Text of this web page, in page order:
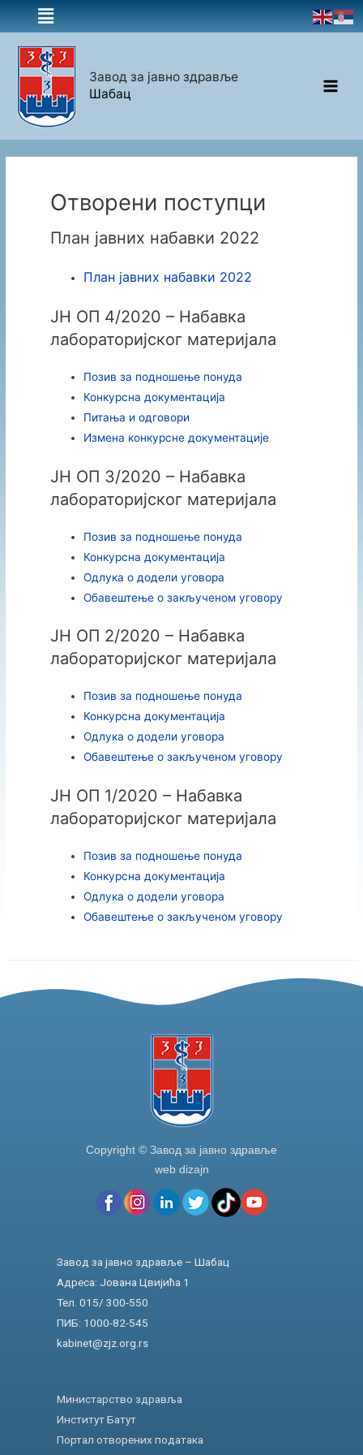
Завод за јавно здравље
Шабац
Отворени поступци
План јавних набавки 2022
План јавних набавки 2022
ЈН ОП 4/2020 – Набавка
лабораторијског материјала
Позив за подношење понуда
Конкурсна документација
Питања и одговори
Измена конкурсне документације
ЈН ОП 3/2020 – Набавка
лабораторијског материјала
Позив за подношење понуда
Конкурсна документација
Одлука о додели уговора
Обавештење о закљученом уговору
ЈН ОП 2/2020 – Набавка
лабораторијског материјала
Позив за подношење понуда
Конкурсна документација
Одлука о додели уговора
Обавештење о закљученом уговору
ЈН ОП 1/2020 – Набавка
лабораторијског материјала
Позив за подношење понуда
Конкурсна документација
Одлука о додели уговора
Обавештење о закљученом уговору
Copyright © Завод за јавно здравље
web dizajn
Завод за јавно здравље – Шабац
Адреса: Јована Цвијића 1
Тел. 015/ 300-550
ПИБ: 1000-82-545
kabinet@zjz.org.rs
Министарство здравља
Институт Батут
Портал отворених података